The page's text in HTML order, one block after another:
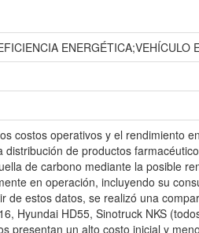
costos operativos y el rendimiento
distribución de productos
de carbono mediante la posible
en operación, incluyendo su
de estos datos, se realizó una
Hyundai HD55, Sinotruck NKS
presentan un alto costo inicial y